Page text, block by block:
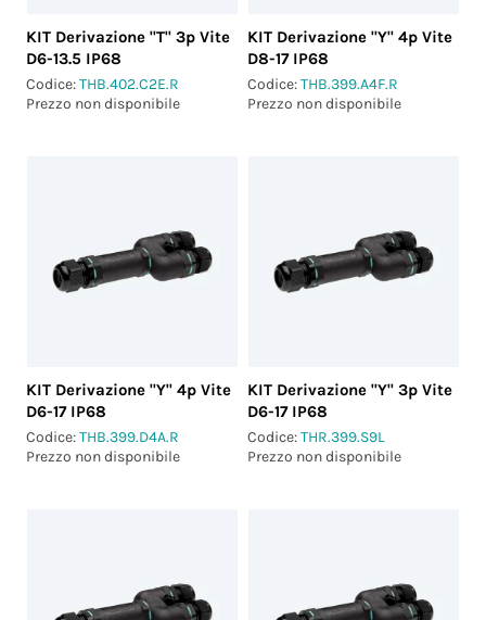
KIT Derivazione "T" 3p Vite
D6-13.5 IP68
Codice:THB.402.C2E.R
Prezzo non disponibile
KIT Derivazione "Y" 4p Vite
D8-17 IP68
Codice:THB.399.A4F.R
Prezzo non disponibile
KIT Derivazione "Y" 4p Vite
D6-17 IP68
Codice:THB.399.D4A.R
Prezzo non disponibile
KIT Derivazione "Y" 3p Vite
D6-17 IP68
Codice:THR.399.S9L
Prezzo non disponibile